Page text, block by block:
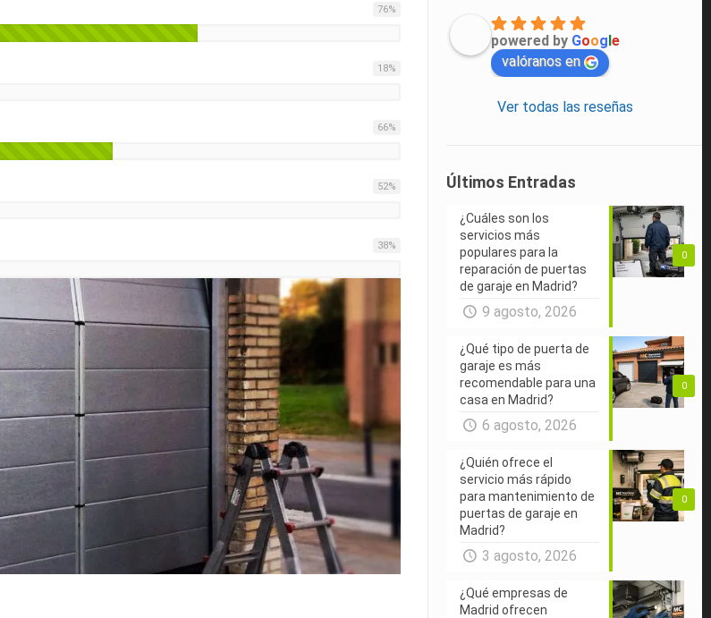
76%
18%
66%
52%
38%
powered by Google
valóranos en
Ver todas las reseñas
Últimos Entradas
0
¿Cuáles son los
servicios más
populares para la
reparación de puertas
de garaje en Madrid?
9 agosto, 2026
0
¿Qué tipo de puerta de
garaje es más
recomendable para una
casa en Madrid?
6 agosto, 2026
0
¿Quién ofrece el
servicio más rápido
para mantenimiento de
puertas de garaje en
Madrid?
3 agosto, 2026
¿Qué empresas de
Madrid ofrecen